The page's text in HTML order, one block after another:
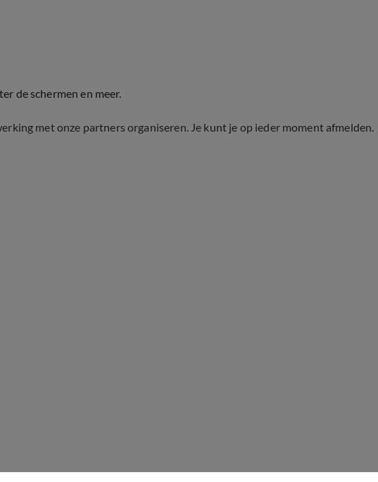
de schermen en meer.
met onze partners organiseren. Je kunt je op ieder moment afmelden.